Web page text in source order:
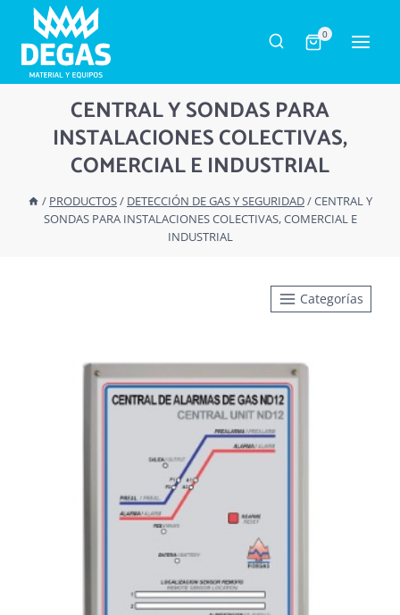
Saltar
contenido
0
CENTRAL Y SONDAS PARA
INSTALACIONES COLECTIVAS,
COMERCIAL E INDUSTRIAL
/ PRODUCTOS/ DETECCIÓN DE GAS Y SEGURIDAD/CENTRAL Y
SONDAS PARA INSTALACIONES COLECTIVAS, COMERCIAL E
INDUSTRIAL
Categorías